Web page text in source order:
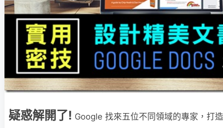
疑惑解開了! Google 找來五位不同領域的專家，打